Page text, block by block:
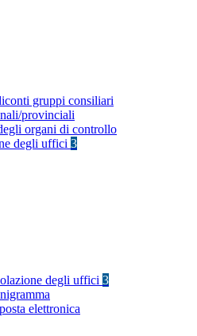
gruppi consiliari
provinciali
organi di controllo
degli uffici 3
degli uffici 3
elettronica